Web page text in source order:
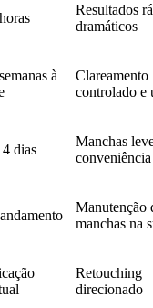
Resultados
dramáticos
à
Clareamento
controlado e
dias
Manchas
conveniência
Manutenção
manchas na
Retouching
direcionado